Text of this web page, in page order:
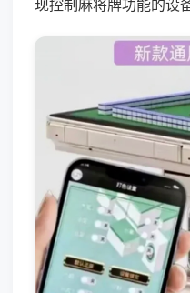
现控制麻将牌功能的设